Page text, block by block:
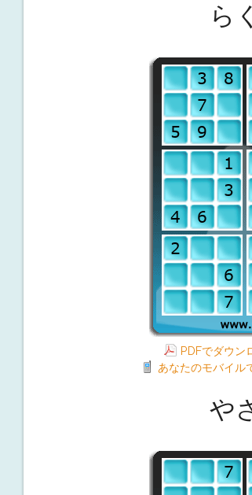
ら
PDFでダウン
あなたのモバイル
や